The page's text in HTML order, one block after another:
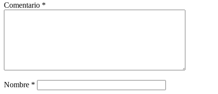
Comentario *
Nombre *